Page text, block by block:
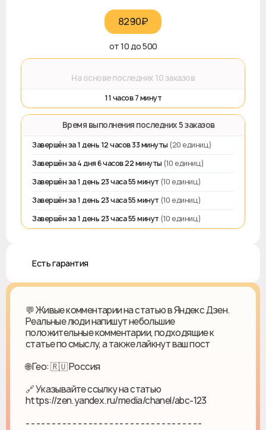
8290₽‎
от 10 до 500
На основе последних 10 заказов
11 часов 7 минут
⏱️ Время выполнения последних 5 заказов
Завершён за 1 день 12 часов 33 минуты (20 единиц)
Завершён за 4 дня 6 часов 22 минуты (10 единиц)
Завершён за 1 день 23 часа 55 минут (10 единиц)
Завершён за 1 день 23 часа 55 минут (10 единиц)
Завершён за 1 день 23 часа 55 минут (10 единиц)
♻️ Есть гарантия
💬 Живые комментарии на статью в Яндекс Дзен.
Реальные люди напишут небольшие
положительные комментарии, подходящие к
статье по смыслу, а также лайкнут ваш пост
🌐 Гео: 🇷🇺 Россия
🔗 Указывайте ссылку на статью
https://zen.yandex.ru/media/chanel/abc-123
- - - - - - - - - - - - - - - - - - - - - - - - - - - - - - - - - -